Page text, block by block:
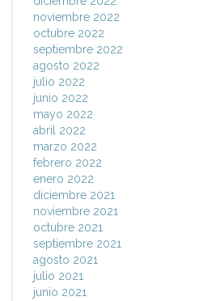
noviembre 2022
octubre 2022
septiembre 2022
agosto 2022
julio 2022
junio 2022
mayo 2022
abril 2022
marzo 2022
febrero 2022
enero 2022
diciembre 2021
noviembre 2021
octubre 2021
septiembre 2021
agosto 2021
julio 2021
junio 2021